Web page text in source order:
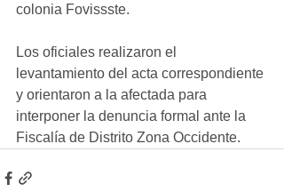
colonia Fovissste.
Los oficiales realizaron el
levantamiento del acta correspondiente
y orientaron a la afectada para
interponer la denuncia formal ante la
Fiscalía de Distrito Zona Occidente.